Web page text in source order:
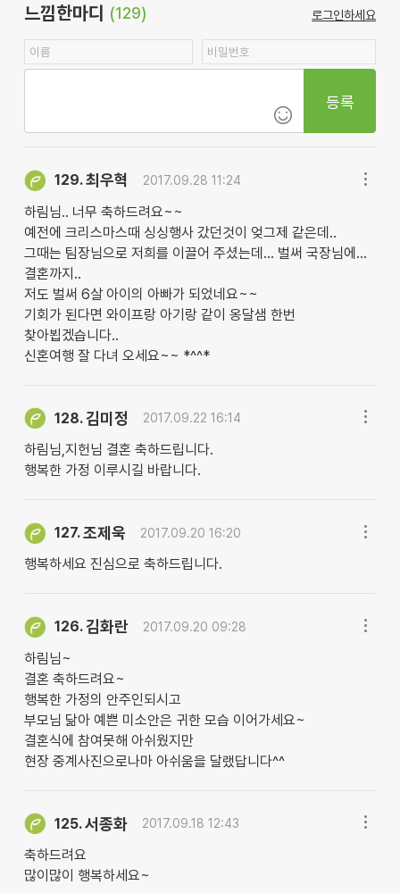
느낌한마디 (129) 로그인하세요
등록
129.최우혁 2017.09.28 11:24
하림님.. 너무 축하드려요~~
예전에 크리스마스때 싱싱행사 갔던것이 엊그제 같은데..
그때는 팀장님으로 저희를 이끌어 주셨는데... 벌써 국장님에...
결혼까지..
저도 벌써 6살 아이의 아빠가 되었네요~~
기회가 된다면 와이프랑 아기랑 같이 옹달샘 한번
찾아뵙겠습니다..
신혼여행 잘 다녀 오세요~~ *^^*
128.김미정 2017.09.22 16:14
하림님,지헌님 결혼 축하드립니다.
행복한 가정 이루시길 바랍니다.
127.조제욱 2017.09.20 16:20
행복하세요 진심으로 축하드립니다.
126.김화란 2017.09.20 09:28
하림님~
결혼 축하드려요~
행복한 가정의 안주인되시고
부모님 닮아 예쁜 미소안은 귀한 모습 이어가세요~
결혼식에 참여못해 아쉬웠지만
현장 중계사진으로나마 아쉬움을 달랬답니다^^
125.서종화 2017.09.18 12:43
축하드려요
많이많이 행복하세요~